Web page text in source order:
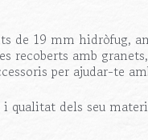
de 19 mm hidròfug,
recoberts amb
per ajudar-te
qualitat dels seu